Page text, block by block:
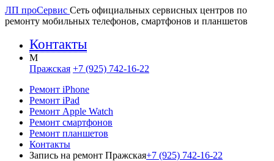
ЛП проСервис Сеть официальных сервисных центров по
ремонту мобильных телефонов, смартфонов и планшетов
Контакты
M
Пражская +7 (925) 742-16-22
Ремонт iPhone
Ремонт iPad
Ремонт Apple Watch
Ремонт смартфонов
Ремонт планшетов
Контакты
Запись на ремонт Пражская+7 (925) 742-16-22